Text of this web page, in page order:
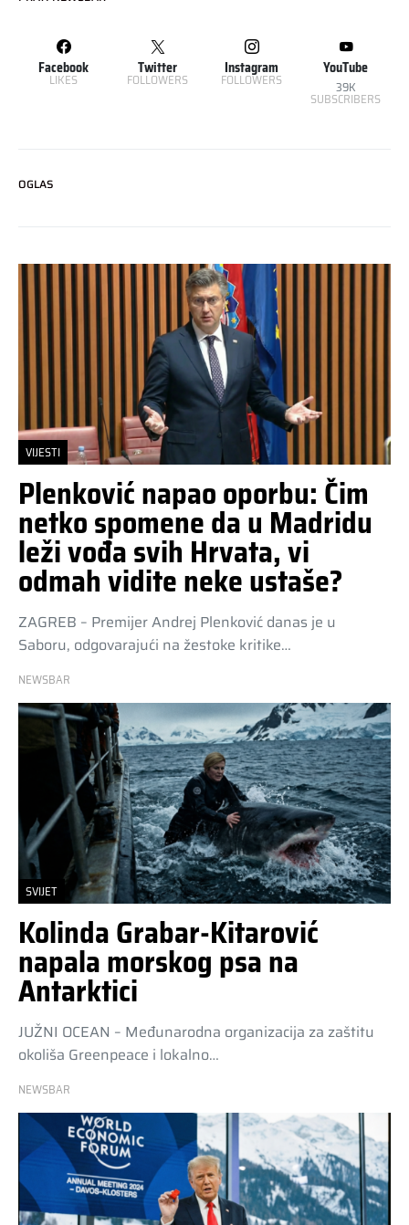
Facebook
LIKES
Twitter
FOLLOWERS
Instagram
FOLLOWERS
YouTube
39K
SUBSCRIBERS
OGLAS
VIJESTI
Plenković napao oporbu: Čim
netko spomene da u Madridu
leži vođa svih Hrvata, vi
odmah vidite neke ustaše?
ZAGREB – Premijer Andrej Plenković danas je u
Saboru, odgovarajući na žestoke kritike…
NEWSBAR
SVIJET
Kolinda Grabar-Kitarović
napala morskog psa na
Antarktici
JUŽNI OCEAN – Međunarodna organizacija za zaštitu
okoliša Greenpeace i lokalno…
NEWSBAR